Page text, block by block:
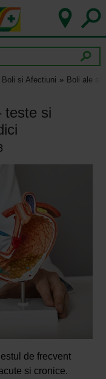
Boli si Afectiuni Boli ale
teste si
de frecvent
si cronice.